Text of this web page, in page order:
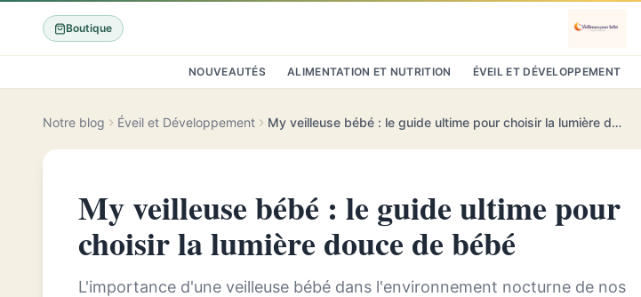
Boutique
NOUVEAUTÉS ALIMENTATION ET NUTRITION ÉVEIL ET DÉVELOPPEMENT
Notre blog Éveil et Développement My veilleuse bébé : le guide ultime pour choisir la lumière douce de bébé
My veilleuse bébé : le guide ultime pour
choisir la lumière douce de bébé
L'importance d'une veilleuse bébé dans l'environnement nocturne de nos